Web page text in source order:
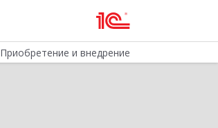
Приобретение и внедрение